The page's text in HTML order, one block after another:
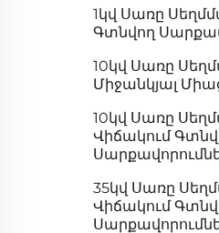
1կվ Սառը
Գտնվող
10կվ Սառը
Միջանկյալ
10կվ Սառը
Վիճակում
35կվ Սառը
Վիճակում